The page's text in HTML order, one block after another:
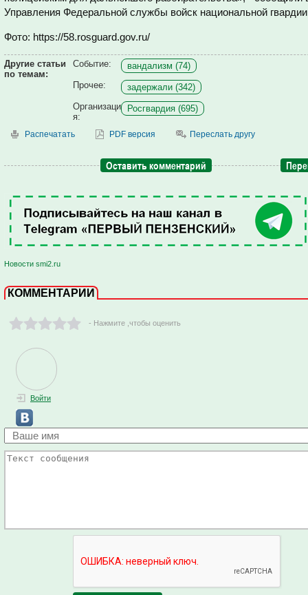
Управления Федеральной службы войск национальной
Фото: https://58.rosguard.gov.ru/
Другие статьи
по темам:
Событие:
вандализм (74)
Прочее:
задержали (342)
Организаци
я:
Росгвардия (695)
Распечатать PDF версия Переслать другу
Оставить комментарий
Новости smi2.ru
КОММЕНТАРИИ
- Нажмите ,чтобы оценить
Войти